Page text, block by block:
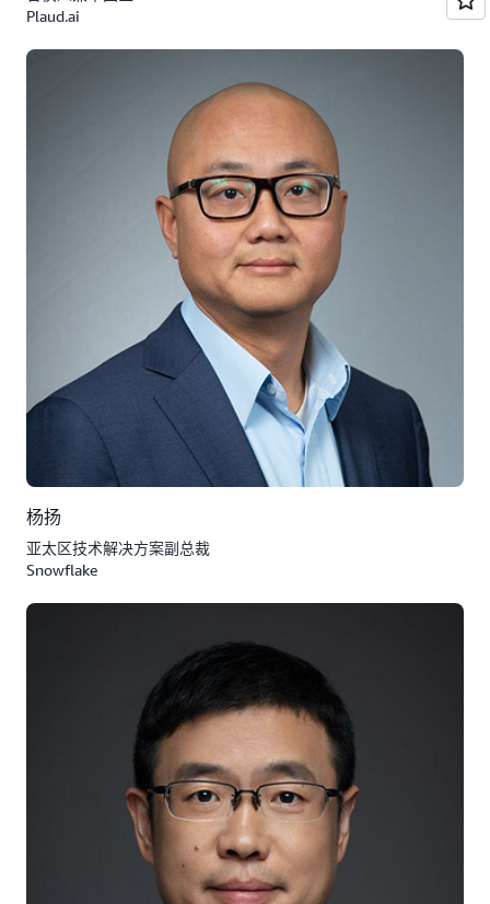
Plaud.ai
杨扬
亚太区技术解决方案副总裁
Snowflake